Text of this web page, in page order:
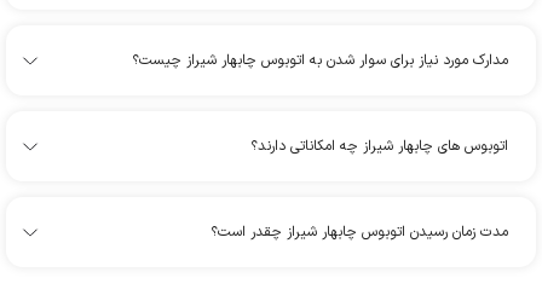
مدارک مورد نیاز برای سوار شدن به اتوبوس چابهار شیراز چیست؟
اتوبوس های چابهار شیراز چه امکاناتی دارند؟
مدت زمان رسیدن اتوبوس چابهار شیراز چقدر است؟